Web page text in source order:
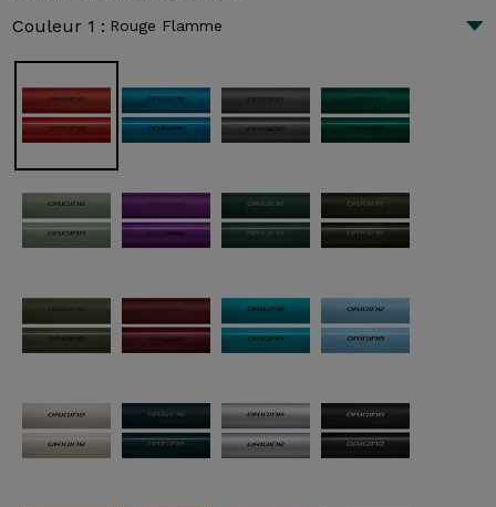
Couleur 1 : Rouge Flamme